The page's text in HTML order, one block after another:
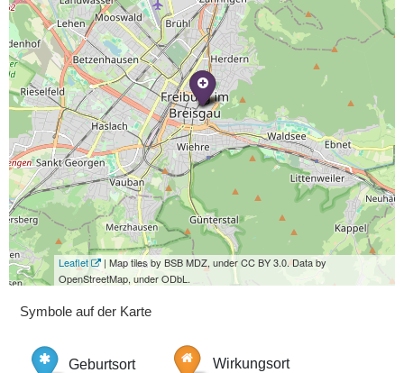
Leaflet
| Map tiles by BSB MDZ, under CC BY 3.0. Data by
OpenStreetMap, under ODbL.
Symbole auf der Karte
Geburtsort Wirkungsort